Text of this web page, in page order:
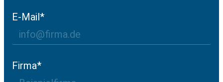
E-Mail*
Firma*